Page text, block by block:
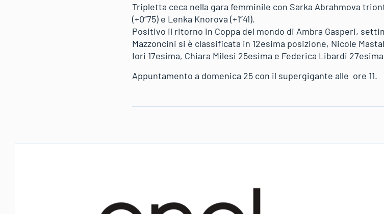
Tripletta ceca nella gara femminile con Sarka Abrahmova
(+0”75) e Lenka Knorova (+1”41).
Positivo il ritorno in Coppa del mondo di Ambra Gasperi,
Mazzoncini si è classificata in 12esima posizione, Nicole
Iori 17esima, Chiara Milesi 25esima e Federica Libardi
Appuntamento a domenica 25 con il supergigante alle ore 11.